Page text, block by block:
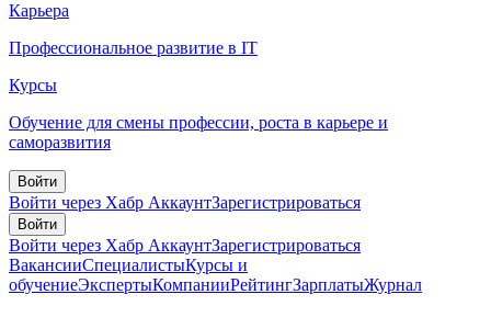
Карьера
Профессиональное развитие в IT
Курсы
Обучение для смены профессии, роста в карьере и
саморазвития
Войти
Войти через Хабр АккаунтЗарегистрироваться
Войти
Войти через Хабр АккаунтЗарегистрироваться
ВакансииСпециалистыКурсы и
обучениеЭкспертыКомпанииРейтингЗарплатыЖурнал